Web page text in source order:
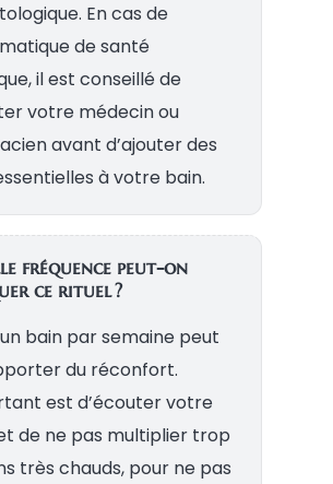
En cas de
de santé
il est conseillé de
votre médecin ou
avant d’ajouter des
à votre bain.
fréquence peut-on
ce rituel ?
bain par semaine peut
du réconfort.
est d’écouter votre
de ne pas multiplier trop
très chauds, pour ne pas